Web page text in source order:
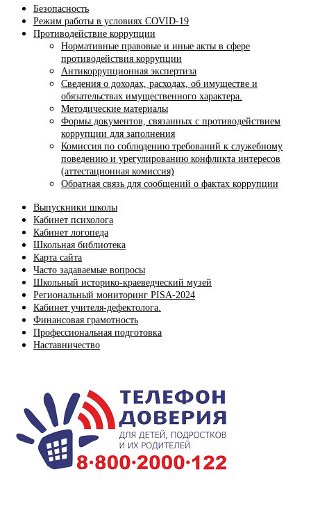
Безопасность
Режим работы в условиях COVID-19
Противодействие коррупции
Нормативные правовые и иные акты в сфере
противодействия коррупции
Антикоррупционная экспертиза
Сведения о доходах, расходах, об имуществе и
обязательствах имущественного характера.
Методические материалы
Формы документов, связанных с противодействием
коррупции для заполнения
Комиссия по соблюдению требований к служебному
поведению и урегулированию конфликта интересов
(аттестационная комиссия)
Обратная связь для сообщений о фактах коррупции
Выпускники школы
Кабинет психолога
Кабинет логопеда
Школьная библиотека
Карта сайта
Часто задаваемые вопросы
Школьный историко-краеведческий музей
Региональный мониторинг PISA-2024
Кабинет учителя-дефектолога.
Финансовая грамотность
Профессиональная подготовка
Наставничество